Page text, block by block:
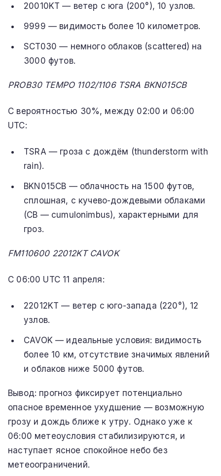
20010KT — ветер с юга (200°), 10 узлов.
9999 — видимость более 10 километров.
SCT030 — немного облаков (scattered) на
3000 футов.
PROB30 TEMPO 1102/1106 TSRA BKN015CB
С вероятностью 30%, между 02:00 и 06:00
UTC:
TSRA — гроза с дождём (thunderstorm with
rain).
BKN015CB — облачность на 1500 футов,
сплошная, с кучево-дождевыми облаками
(CB — cumulonimbus), характерными для
гроз.
FM110600 22012KT CAVOK
С 06:00 UTC 11 апреля:
22012KT — ветер с юго-запада (220°), 12
узлов.
CAVOK — идеальные условия: видимость
более 10 км, отсутствие значимых явлений
и облаков ниже 5000 футов.
Вывод: прогноз фиксирует потенциально
опасное временное ухудшение — возможную
грозу и дождь ближе к утру. Однако уже к
06:00 метеоусловия стабилизируются, и
наступает ясное спокойное небо без
метеоограничений.